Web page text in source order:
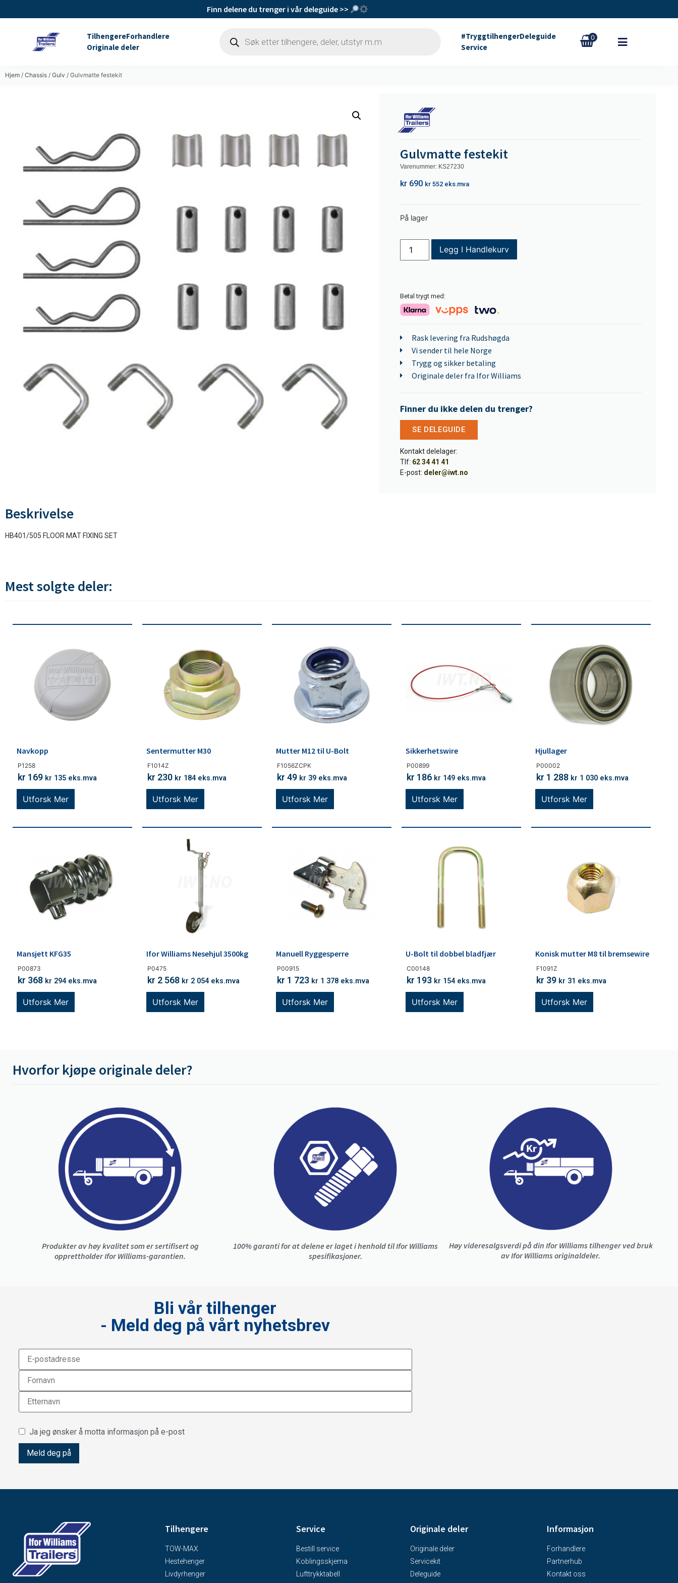
Finn delene du trenger i vår deleguide >>
TilhengereForhandlere
Originale deler
#TryggtilhengerDeleguide
Service
0
Hjem / Chassis / Gulv / Gulvmatte festekit
Gulvmatte festekit
Varenummer: KS27230
kr 690 kr 552 eks.mva
På lager
Legg I Handlekurv
Betal trygt med:
Rask levering fra Rudshøgda
Vi sender til hele Norge
Trygg og sikker betaling
Originale deler fra Ifor Williams
Finner du ikke delen du trenger?
SE DELEGUIDE
Kontakt delelager:
Tlf: 62 34 41 41
E-post: deler@iwt.no
Beskrivelse
HB401/505 FLOOR MAT FIXING SET
Mest solgte deler:
P1258
Navkopp
kr 169 kr 135 eks.mva
Utforsk Mer
F1014Z
Sentermutter M30
kr 230 kr 184 eks.mva
Utforsk Mer
F1056ZCPK
Mutter M12 til U-Bolt
kr 49 kr 39 eks.mva
Utforsk Mer
P00899
Sikkerhetswire
kr 186 kr 149 eks.mva
Utforsk Mer
P00002
Hjullager
kr 1 288 kr 1 030 eks.mva
Utforsk Mer
P00873
Mansjett KFG35
kr 368 kr 294 eks.mva
Utforsk Mer
P0475
Ifor Williams Nesehjul 3500kg
kr 2 568 kr 2 054 eks.mva
Utforsk Mer
P00915
Manuell Ryggesperre
kr 1 723 kr 1 378 eks.mva
Utforsk Mer
C00148
U-Bolt til dobbel bladfjær
kr 193 kr 154 eks.mva
Utforsk Mer
F1091Z
Konisk mutter M8 til bremsewire
kr 39 kr 31 eks.mva
Utforsk Mer
Hvorfor kjøpe originale deler?
Produkter av høy kvalitet som er sertifisert og
opprettholder Ifor Williams-garantien.
100% garanti for at delene er laget i henhold til Ifor Williams
spesifikasjoner.
Høy videresalgsverdi på din Ifor Williams tilhenger ved bruk
av Ifor Williams originaldeler.
Bli vår tilhenger
- Meld deg på vårt nyhetsbrev
Ja jeg ønsker å motta informasjon på e-post
Tilhengere
TOW-MAX
Hestehenger
Livdyrhenger
Service
Bestill service
Koblingsskjema
Lufttrykktabell
Originale deler
Originale deler
Servicekit
Deleguide
Informasjon
Forhandlere
Partnerhub
Kontakt oss